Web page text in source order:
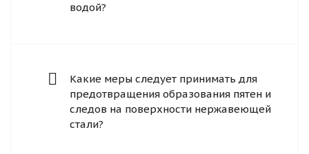
водой?
Какие меры следует принимать для
предотвращения образования пятен и
следов на поверхности нержавеющей
стали?